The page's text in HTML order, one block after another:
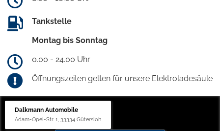
Tankstelle
Montag bis Sonntag
0.00 - 24.00 Uhr
Öffnungszeiten gelten für unsere Elektroladesäule
Dalkmann Automobile
Adam-Opel-Str. 1, 33334 Gütersloh